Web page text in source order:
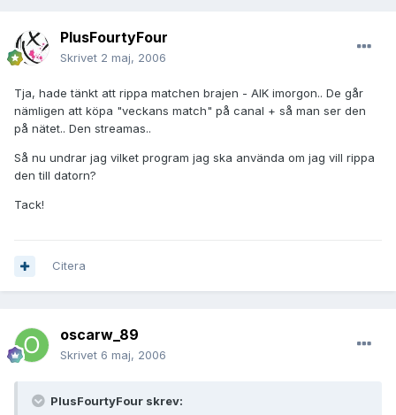
PlusFourtyFour
Skrivet 2 maj, 2006
Tja, hade tänkt att rippa matchen brajen - AIK imorgon.. De går
nämligen att köpa "veckans match" på canal + så man ser den
på nätet.. Den streamas..
Så nu undrar jag vilket program jag ska använda om jag vill rippa
den till datorn?
Tack!
Citera
oscarw_89
Skrivet 6 maj, 2006
PlusFourtyFour skrev: